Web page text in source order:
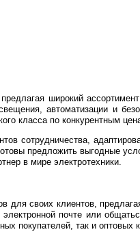
широкий
автоматизации и
класса по конкурентным
сотрудничества,
предложить выгодные
в мире электротехники.
для своих клиентов,
электронной почте или
покупателей, так и оптовых